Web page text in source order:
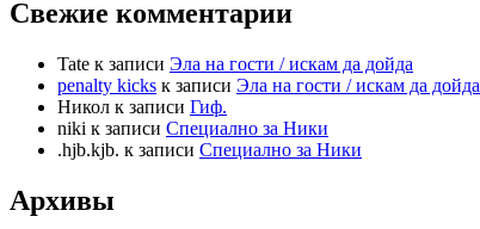
Свежие комментарии
Tate к записи Эла на гости / искам да дойда
penalty kicks к записи Эла на гости / искам да дойда
Никол к записи Гиф.
niki к записи Специално за Ники
.hjb.kjb. к записи Специално за Ники
Архивы